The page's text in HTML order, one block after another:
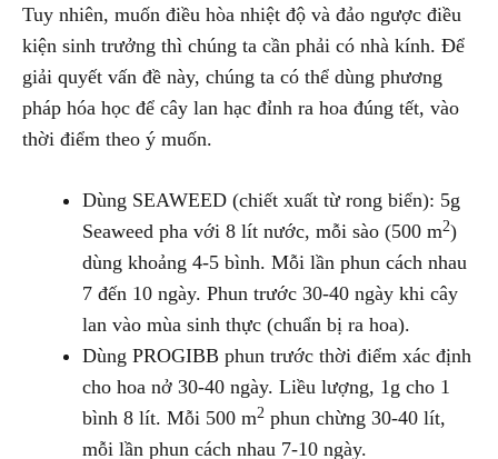
Tuy nhiên, muốn điều hòa nhiệt độ và đảo ngược điều
kiện sinh trưởng thì chúng ta cần phải có nhà kính. Để
giải quyết vấn đề này, chúng ta có thể dùng phương
pháp hóa học để cây lan hạc đỉnh ra hoa đúng tết, vào
thời điểm theo ý muốn.
Dùng SEAWEED (chiết xuất từ rong biển): 5g
Seaweed pha với 8 lít nước, mỗi sào (500 m2)
dùng khoảng 4-5 bình. Mỗi lần phun cách nhau
7 đến 10 ngày. Phun trước 30-40 ngày khi cây
lan vào mùa sinh thực (chuẩn bị ra hoa).
Dùng PROGIBB phun trước thời điểm xác định
cho hoa nở 30-40 ngày. Liều lượng, 1g cho 1
bình 8 lít. Mỗi 500 m2 phun chừng 30-40 lít,
mỗi lần phun cách nhau 7-10 ngày.